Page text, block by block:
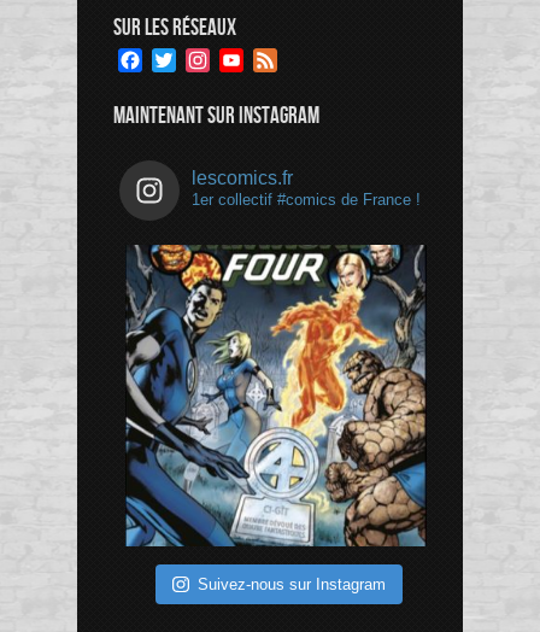
SUR LES RÉSEAUX
Facebook
TwitterInstagramYouTube
MAINTENANT SUR INSTAGRAM
lescomics.fr
1er collectif #comics de France !
Suivez-nous sur Instagram